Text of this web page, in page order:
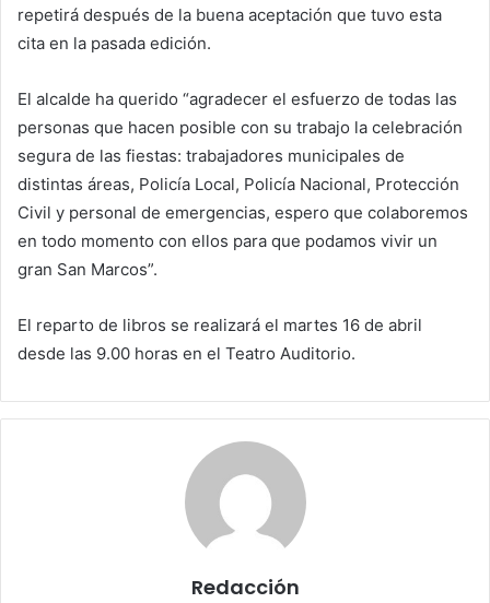
repetirá después de la buena aceptación que tuvo esta
cita en la pasada edición.
El alcalde ha querido “agradecer el esfuerzo de todas las
personas que hacen posible con su trabajo la celebración
segura de las fiestas: trabajadores municipales de
distintas áreas, Policía Local, Policía Nacional, Protección
Civil y personal de emergencias, espero que colaboremos
en todo momento con ellos para que podamos vivir un
gran San Marcos”.
El reparto de libros se realizará el martes 16 de abril
desde las 9.00 horas en el Teatro Auditorio.
Redacción